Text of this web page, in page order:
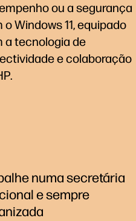
ou a segurança
o Windows 11, equipado
a tecnologia de
e colaboração
numa secretária
e sempre